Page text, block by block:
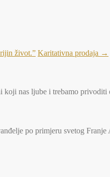
život.” Karitativna prodaja →
nas ljube i trebamo
po primjeru svetog